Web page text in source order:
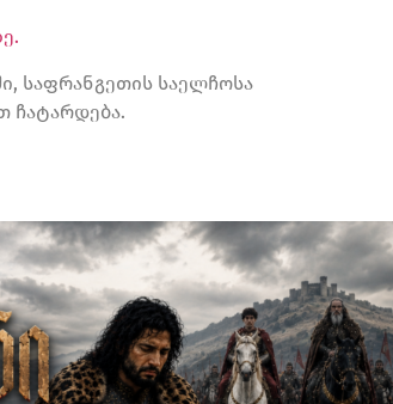
საფრანგეთის საელჩოსა
ჩატარდება.